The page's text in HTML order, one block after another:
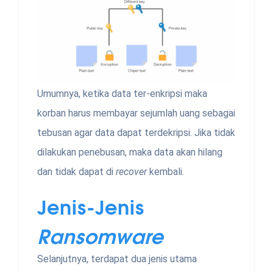
Umumnya, ketika data ter-enkripsi maka
korban harus membayar sejumlah uang sebagai
tebusan agar data dapat terdekripsi. Jika tidak
dilakukan penebusan, maka data akan hilang
dan tidak dapat di recoverkembali.
Jenis-Jenis
Ransomware
Selanjutnya, terdapat dua jenis utama